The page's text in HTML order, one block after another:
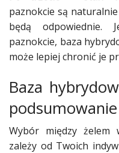
paznokcie są
będą odpowiednie.
paznokcie, baza
może lepiej chronić je
Baza
podsumowanie
Wybór między żelem
zależy od Twoich